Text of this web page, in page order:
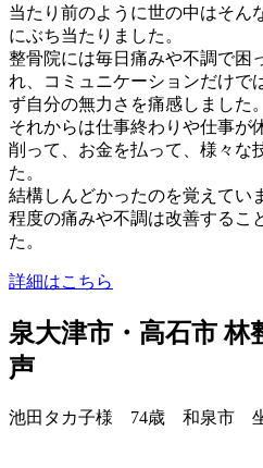
当たり前のように世の中はそん
にぶち当たりました。
整骨院には毎日痛みや不調で困
れ、コミュニケーションだけで
ず自分の無力さを痛感しました
それからは仕事終わりや仕事が
削って、お金を払って、様々な
た。
結構しんどかったのを覚えてい
程度の痛みや不調は改善するこ
た。
詳細はこちら
泉大津市・高石市
声
池田タカ子様 74歳 和泉市